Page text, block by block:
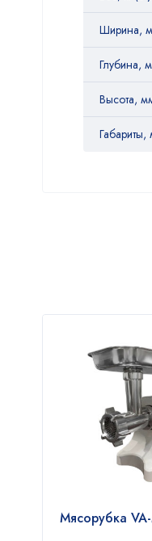
Ширина,
Глубина,
Высота,
Габариты,
Мясорубка